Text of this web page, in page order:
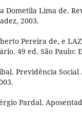
Dometila Lima de.
2003.
Pereira de, e
49 ed. São Paulo:
Previdência
Pardal.